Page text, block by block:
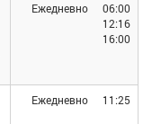
Ежедневно
06:00
12:16
16:00
Ежедневно 11:25